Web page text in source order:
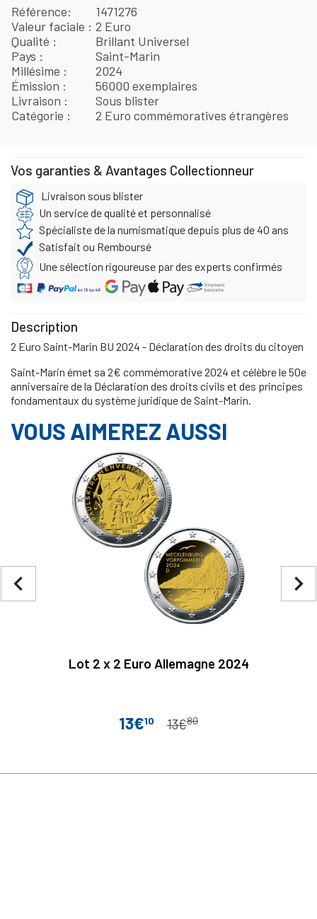
Référence
1471276
Valeur faciale
2 Euro
Qualité
Brillant Universel
Pays
Saint-Marin
Millésime
2024
Émission
56000 exemplaires
Livraison
Sous blister
Catégorie
2 Euro commémoratives étrangères
Vos garanties & Avantages Collectionneur
Livraison sous blister
Un service de qualité et personnalisé
Spécialiste de la numismatique depuis plus de 40 ans
Satisfait ou Remboursé
Une sélection rigoureuse par des experts confirmés
Description
2 Euro Saint-Marin BU 2024 - Déclaration des droits du citoyen
Saint-Marin émet sa 2€ commémorative 2024 et célèbre le 50e
anniversaire de la Déclaration des droits civils et des principes
fondamentaux du système juridique de Saint-Marin.
VOUS AIMEREZ AUSSI
Lot 2 x 2 Euro Allemagne 2024
Prix
13€10 Prix de base
13€80
navigate_next
navigate_before